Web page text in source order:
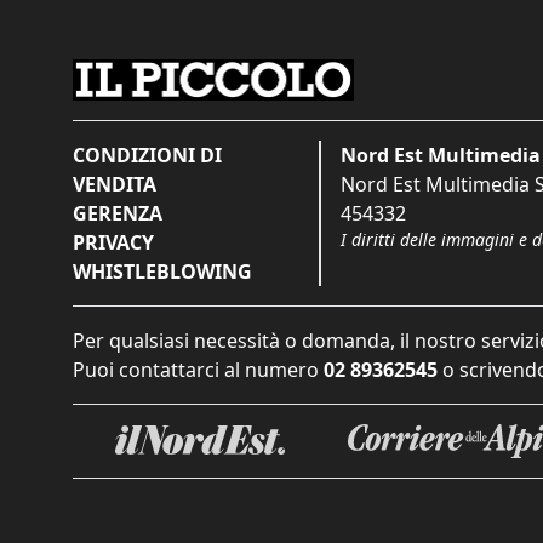
CONDIZIONI DI
VENDITA
GERENZA
PRIVACY
WHISTLEBLOWING
Nord Est Multimedia
Nord Est Multimedia
454332
I diritti delle immagini e
Per qualsiasi necessità o domanda, il nostro
Puoi contattarci al numero 02 89362545 o